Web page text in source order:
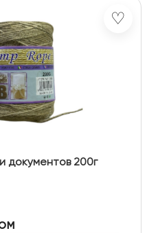
♡
документов 200г